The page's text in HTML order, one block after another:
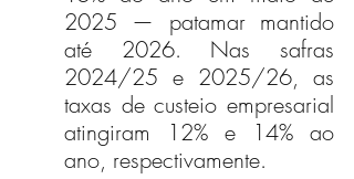
2025 — patamar mantido
até 2026. Nas safras
2024/25 e 2025/26, as
taxas de custeio empresarial
atingiram 12% e 14% ao
ano, respectivamente.